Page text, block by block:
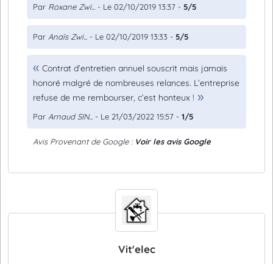
Par Roxane Zwi... - Le 02/10/2019 13:37 - 5/5
Par Anaïs Zwi... - Le 02/10/2019 13:33 - 5/5
Contrat d’entretien annuel souscrit mais jamais
honoré malgré de nombreuses relances. L’entreprise
refuse de me rembourser, c’est honteux !
Par Arnaud SIN... - Le 21/03/2022 15:57 - 1/5
Avis Provenant de Google : Voir les avis Google
Vit'elec